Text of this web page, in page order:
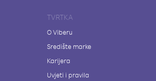
TVRTKA
O Viberu
Središte marke
Karijera
Uvjeti i pravila